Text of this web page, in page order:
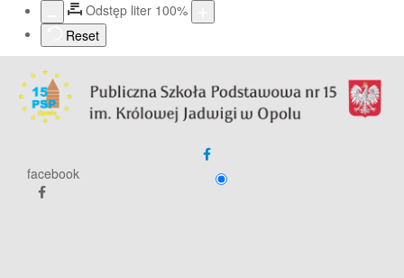
Odstęp liter 100%
Reset
facebook